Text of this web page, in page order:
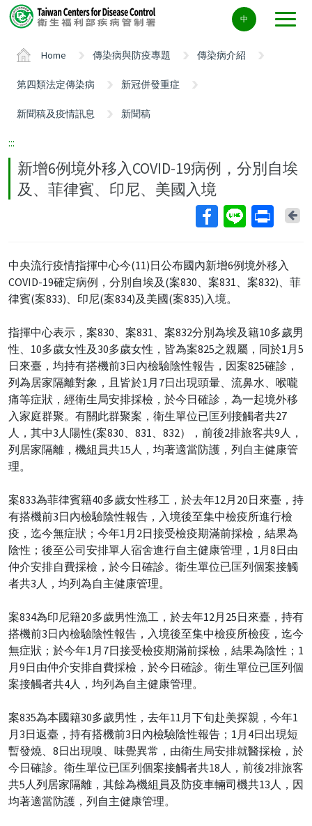
Center
block
中
Home 傳染病與防疫專題 傳染病介紹
第四類法定傳染病 新冠併發重症
新聞稿及疫情訊息 新聞稿
:::
新增6例境外移入COVID-19病例，分別自埃
及、菲律賓、印尼、美國入境
中央流行疫情指揮中心今(11)日公布國內新增6例境外移入
COVID-19確定病例，分別自埃及(案830、案831、案832)、菲
律賓(案833)、印尼(案834)及美國(案835)入境。
指揮中心表示，案830、案831、案832分別為埃及籍10多歲男
性、10多歲女性及30多歲女性，皆為案825之親屬，同於1月5
日來臺，均持有搭機前3日內檢驗陰性報告，因案825確診，
列為居家隔離對象，且皆於1月7日出現頭暈、流鼻水、喉嚨
痛等症狀，經衛生局安排採檢，於今日確診，為一起境外移
入家庭群聚。有關此群聚案，衛生單位已匡列接觸者共27
人，其中3人陽性(案830、831、832），前後2排旅客共9人，
列居家隔離，機組員共15人，均著適當防護，列自主健康管
理。
案833為菲律賓籍40多歲女性移工，於去年12月20日來臺，持
有搭機前3日內檢驗陰性報告，入境後至集中檢疫所進行檢
疫，迄今無症狀；今年1月2日接受檢疫期滿前採檢，結果為
陰性；後至公司安排單人宿舍進行自主健康管理，1月8日由
仲介安排自費採檢，於今日確診。衛生單位已匡列個案接觸
者共3人，均列為自主健康管理。
案834為印尼籍20多歲男性漁工，於去年12月25日來臺，持有
搭機前3日內檢驗陰性報告，入境後至集中檢疫所檢疫，迄今
無症狀；於今年1月7日接受檢疫期滿前採檢，結果為陰性；1
月9日由仲介安排自費採檢，於今日確診。衛生單位已匡列個
案接觸者共4人，均列為自主健康管理。
案835為本國籍30多歲男性，去年11月下旬赴美探親，今年1
月3日返臺，持有搭機前3日內檢驗陰性報告；1月4日出現短
暫發燒、8日出現嗅、味覺異常，由衛生局安排就醫採檢，於
今日確診。衛生單位已匡列個案接觸者共18人，前後2排旅客
共5人列居家隔離，其餘為機組員及防疫車輛司機共13人，因
均著適當防護，列自主健康管理。